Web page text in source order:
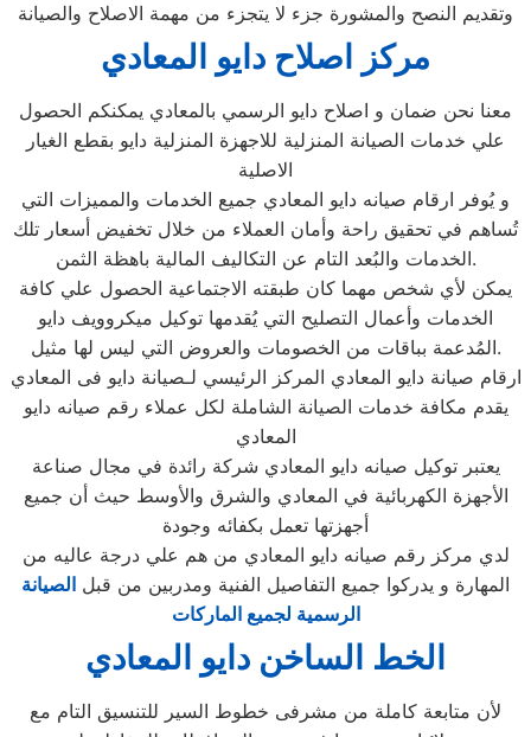
وتقديم النصح والمشورة جزء لا يتجزء من مهمة الاصلاح والصيانة
مركز اصلاح دايو المعادي
معنا نحن ضمان و اصلاح دايو الرسمي بالمعادي يمكنكم الحصول
علي خدمات الصيانة المنزلية للاجهزة المنزلية دايو بقطع الغيار
الاصلية
و يُوفر ارقام صيانه دايو المعادي جميع الخدمات والمميزات التي
تُساهم في تحقيق راحة وأمان العملاء من خلال تخفيض أسعار تلك
الخدمات والبُعد التام عن التكاليف المالية باهظة الثمن.
يمكن لأي شخص مهما كان طبقته الاجتماعية الحصول علي كافة
الخدمات وأعمال التصليح التي يُقدمها توكيل ميكروويف دايو
المُدعمة بباقات من الخصومات والعروض التي ليس لها مثيل.
ارقام صيانة دايو المعادي المركز الرئيسي لـصيانة دايو فى المعادي
يقدم مكافة خدمات الصيانة الشاملة لكل عملاء رقم صيانه دايو
المعادي
يعتبر توكيل صيانه دايو المعادي شركة رائدة في مجال صناعة
الأجهزة الكهربائية في المعادي والشرق والأوسط حيث أن جميع
أجهزتها تعمل بكفائه وجودة
لدي مركز رقم صيانه دايو المعادي من هم علي درجة عاليه من
المهارة و يدركوا جميع التفاصيل الفنية ومدربين من قبل الصيانة
الرسمية لجميع الماركات
الخط الساخن دايو المعادي
لأن متابعة كاملة من مشرفى خطوط السير للتنسيق التام مع